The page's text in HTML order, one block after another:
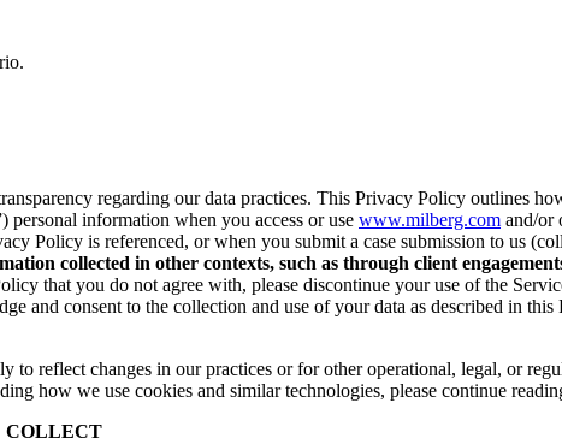
regarding our data practices. This Privacy Policy outlines
personal information when you access or use www.milberg.com and/or
Policy is referenced, or when you submit a case submission to us
collected in other contexts, such as through client
that you do not agree with, please discontinue your use of the
and consent to the collection and use of your data as described in
to reflect changes in our practices or for other operational, legal, or
how we use cookies and similar technologies, please continue
COLLECT